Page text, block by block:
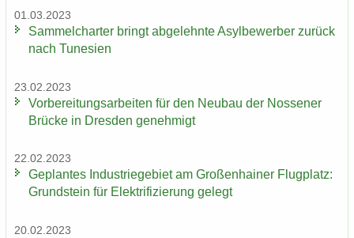
01.03.2023
Sam­mel­char­ter bringt ab­ge­lehn­te Asyl­be­wer­ber zu­rück
nach Tu­ne­si­en
23.02.2023
Vor­be­rei­tungs­ar­bei­ten für den Neu­bau der Nos­se­ner
Brü­cke in Dres­den ge­neh­migt
22.02.2023
Ge­plan­tes In­dus­trie­ge­biet am Gro­ßen­hai­ner Flug­platz:
Grund­stein für Elek­tri­fi­zie­rung ge­legt
20.02.2023